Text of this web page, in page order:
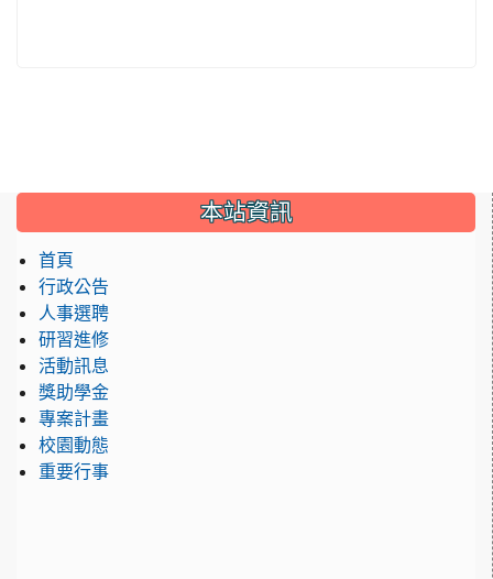
::: 本站資訊
首頁
行政公告
人事選聘
研習進修
活動訊息
獎助學金
專案計畫
校園動態
重要行事